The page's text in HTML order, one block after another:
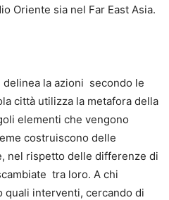
Oriente sia nel Far East Asia.
la azioni secondo le
città utilizza la metafora della
elementi che vengono
costruiscono delle
nel rispetto delle differenze di
tra loro. A chi
interventi, cercando di